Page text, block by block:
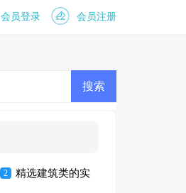
会员登录 会员注册
2 精选建筑类的实